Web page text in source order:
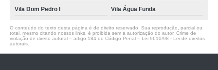
Vila Dom Pedro I Vila Água Funda
O conteúdo do texto desta página é de direito reservado. Sua reprodução, parcial ou
total, mesmo citando nossos links, é proibida sem a autorização do autor. Crime de
violação de direito autoral – artigo 184 do Código Penal – Lei 9610/98 - Lei de direitos
autorais